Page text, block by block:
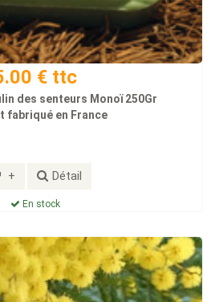
€ ttc
des senteurs Monoï 250Gr
fabriqué en France
+ Détail
En stock